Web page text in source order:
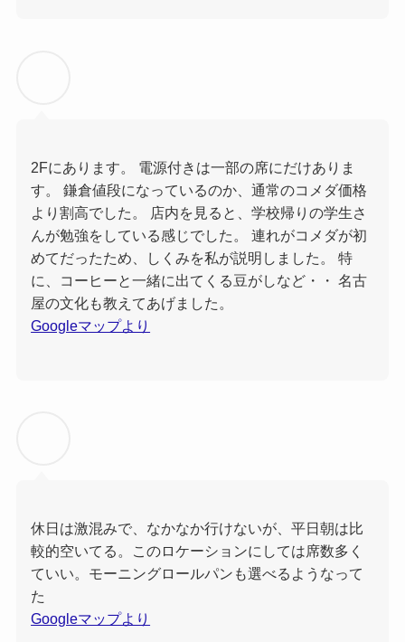
2Fにあります。 電源付きは一部の席にだけありま
す。 鎌倉値段になっているのか、通常のコメダ価格
より割高でした。 店内を見ると、学校帰りの学生さ
んが勉強をしている感じでした。 連れがコメダが初
めてだったため、しくみを私が説明しました。 特
に、コーヒーと一緒に出てくる豆がしなど・・ 名古
屋の文化も教えてあげました。
Googleマップより
休日は激混みで、なかなか行けないが、平日朝は比
較的空いてる。このロケーションにしては席数多く
ていい。モーニングロールパンも選べるようなって
た
Googleマップより